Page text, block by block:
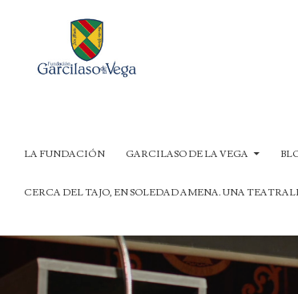
LA FUNDACIÓN
GARCILASO DE LA VEGA
CERCA DEL TAJO, EN SOLEDAD AMENA. UNA